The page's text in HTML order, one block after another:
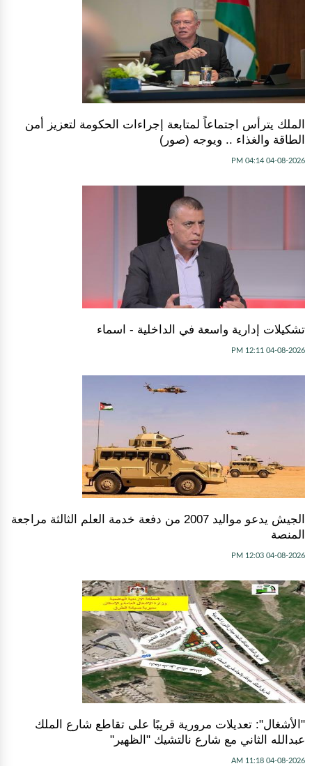
الملك يترأس اجتماعاً لمتابعة إجراءات الحكومة لتعزيز أمن
الطاقة والغذاء .. ويوجه (صور)
04-08-2026 04:14 PM
تشكيلات إدارية واسعة في الداخلية - اسماء
04-08-2026 12:11 PM
الجيش يدعو مواليد 2007 من دفعة خدمة العلم الثالثة مراجعة
المنصة
04-08-2026 12:03 PM
"الأشغال": تعديلات مرورية قريبًا على تقاطع شارع الملك
عبدالله الثاني مع شارع نالتشيك "الظهير"
04-08-2026 11:18 AM